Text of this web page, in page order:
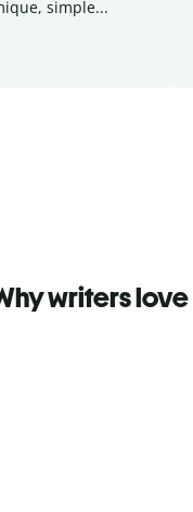
simple...
writers love